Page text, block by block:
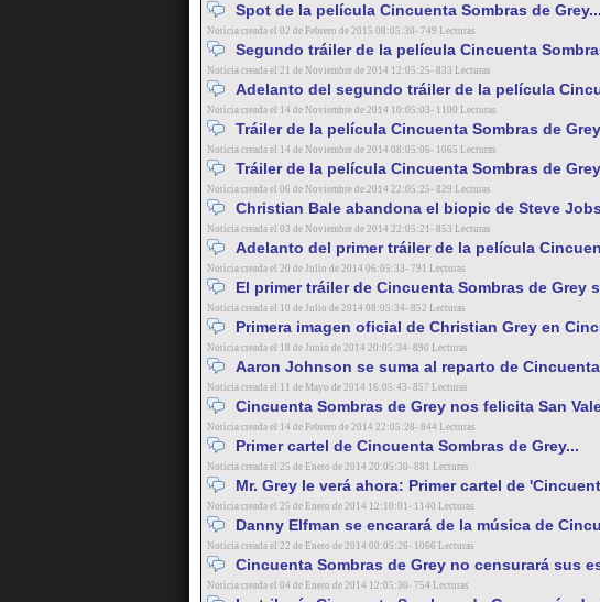
Spot de la película Cincuenta Sombras de Grey...
Noticia creada el 02 de Febrero de 2015 08:05:30- 749 Lecturas
Segundo tráiler de la película Cincuenta
Noticia creada el 21 de Noviembre de 2014 12:05:25- 833 Lecturas
Adelanto del segundo tráiler de la película
Noticia creada el 14 de Noviembre de 2014 10:05:03- 1100 Lecturas
Tráiler de la película Cincuenta Sombras de
Noticia creada el 14 de Noviembre de 2014 08:05:06- 1065 Lecturas
Tráiler de la película Cincuenta Sombras de
Noticia creada el 06 de Noviembre de 2014 22:05:25- 829 Lecturas
Christian Bale abandona el biopic de Steve
Noticia creada el 03 de Noviembre de 2014 22:05:21- 853 Lecturas
Adelanto del primer tráiler de la película
Noticia creada el 20 de Julio de 2014 06:05:33- 791 Lecturas
El primer tráiler de Cincuenta Sombras de Grey
Noticia creada el 10 de Julio de 2014 08:05:34- 852 Lecturas
Primera imagen oficial de Christian Grey en
Noticia creada el 18 de Junio de 2014 20:05:34- 890 Lecturas
Aaron Johnson se suma al reparto de
Noticia creada el 11 de Mayo de 2014 16:05:43- 857 Lecturas
Cincuenta Sombras de Grey nos felicita San
Noticia creada el 14 de Febrero de 2014 22:05:28- 844 Lecturas
Primer cartel de Cincuenta Sombras de Grey...
Noticia creada el 25 de Enero de 2014 20:05:30- 881 Lecturas
Mr. Grey le verá ahora: Primer cartel de
Noticia creada el 25 de Enero de 2014 12:10:01- 1140 Lecturas
Danny Elfman se encarará de la música de
Noticia creada el 22 de Enero de 2014 00:05:26- 1066 Lecturas
Cincuenta Sombras de Grey no censurará sus
Noticia creada el 04 de Enero de 2014 12:05:30- 754 Lecturas